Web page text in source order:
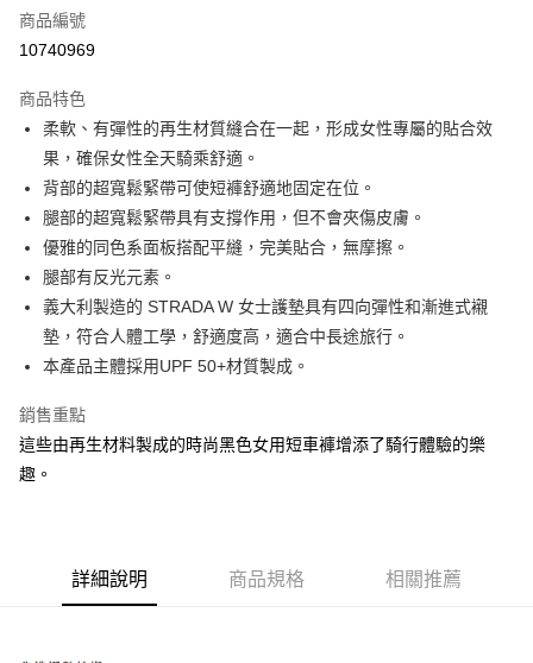
合作金庫商業銀行
上海商業儲蓄銀行
臺灣中小企業銀行
匯豐（台灣）商業銀行
華泰商業銀行
聯邦商業銀行
元大商業銀行
永豐商業銀行
玉山商業銀行
星展（台灣）商業銀行
台灣樂天信用卡公司
合作金庫商業銀行
上海商業儲蓄銀行
國泰世華商業銀行
兆豐國際商業銀行
匯豐（台灣）商業銀行
聯邦商業銀行
遠東國際商業銀行
元大商業銀行
永豐商業銀行
玉山商業銀行
星展（台灣）商業銀行
台新國際商業銀行
LINE Pay
Apple Pay
悠遊付
Google Pay
全盈+PAY
ATM付款
運送方式
7-11取貨(快速到店)
新竹貨運
每筆NT$100，滿NT$1,000(含以上)免運費
商品編號
10740969
商品特色
柔軟、有彈性的再生材質縫合在一起，形成女性專屬的貼合效
果，確保女性全天騎乘舒適。
背部的超寬鬆緊帶可使短褲舒適地固定在位。
腿部的超寬鬆緊帶具有支撐作用，但不會夾傷皮膚。
優雅的同色系面板搭配平縫，完美貼合，無摩擦。
腿部有反光元素。
義大利製造的 STRADA W 女士護墊具有四向彈性和漸進式襯
墊，符合人體工學，舒適度高，適合中長途旅行。
本產品主體採用UPF 50+材質製成。
銷售重點
這些由再生材料製成的時尚黑色女用短車褲增添了騎行體驗的樂
趣。
詳細說明 商品規格 相關推薦